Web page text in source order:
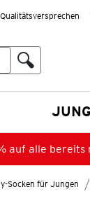
Qualitätsversprechen
auf alle bereits
Socken für Jungen